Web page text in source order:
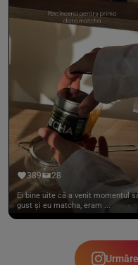
389 28
Ei bine uite că a venit momentul
gust și eu matcha, eram ...